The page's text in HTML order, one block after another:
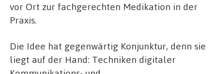
vor Ort zur fachgerechten Medikation in der
Praxis.
Die Idee hat gegenwärtig Konjunktur, denn sie
liegt auf der Hand: Techniken digitaler